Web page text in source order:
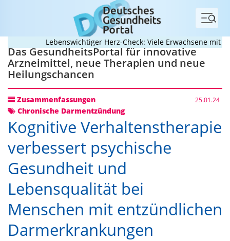
Menü
Lebenswichtiger Herz-Check: Viele Erwachsene mit
Das GesundheitsPortal für innovative
Arzneimittel, neue Therapien und neue
Heilungschancen
Zusammenfassungen 25.01.24
Chronische Darmentzündung
Kognitive Verhaltenstherapie
verbessert psychische
Gesundheit und
Lebensqualität bei
Menschen mit entzündlichen
Darmerkrankungen